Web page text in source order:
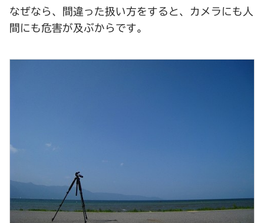
なぜなら、間違った扱い方をすると、カメラにも人
間にも危害が及ぶからです。